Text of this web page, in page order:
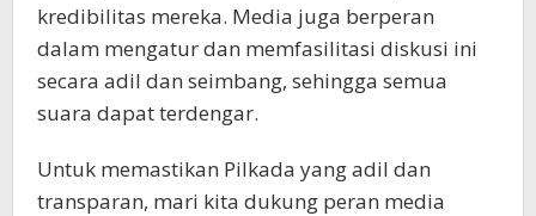
kredibilitas mereka. Media juga berperan
dalam mengatur dan memfasilitasi diskusi ini
secara adil dan seimbang, sehingga semua
suara dapat terdengar.
Untuk memastikan Pilkada yang adil dan
transparan, mari kita dukung peran media